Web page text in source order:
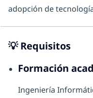
adopción de
💡Requisitos
Formación
Ingeniería